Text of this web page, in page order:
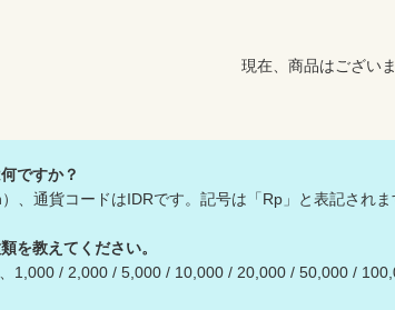
現在、商品はございま
ですか？
、通貨コードはIDRです。記号は「Rp」と表記されま
を教えてください。
1,000 / 2,000 / 5,000 / 10,000 / 20,000 / 50,000 /